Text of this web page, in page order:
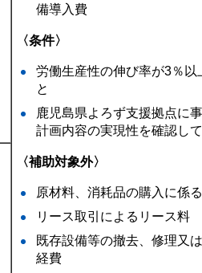
備導入費
〈条件〉
労働生産性の伸び率が3％以
と
鹿児島県よろず支援拠点に事
計画内容の実現性を確認し
〈補助対象外〉
原材料、消耗品の購入に係
リース取引によるリース料
既存設備等の撤去、修理又
経費